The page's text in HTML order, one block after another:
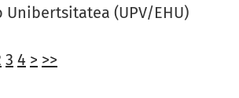
Unibertsitatea (UPV/EHU)
3 4 > >>